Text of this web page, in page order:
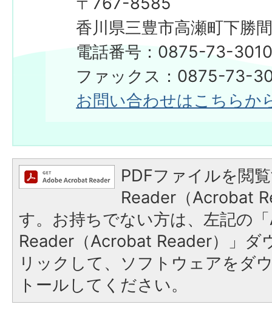
香川県三豊市高瀬町下勝
電話番号：0875-73-
ファックス：0875-73-
お問い合わせはこちらか
PDFファイルを閲
Reader（Acrobat
す。お持ちでない方は、左記の
Reader（Acrobat Reader）」ダ
リックして、ソフトウェアをダ
トールしてください。